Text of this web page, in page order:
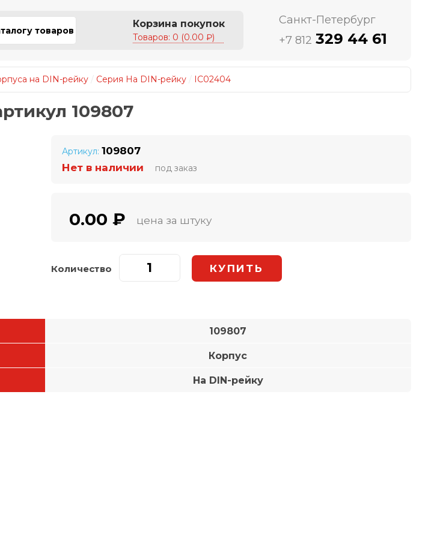
Корзина покупок
Товаров: 0 (0.00 ₽)
Санкт-Петербург
+7 812 329 44 61
на DIN-рейку/ Серия На DIN-рейку/ IC02404
109807
Артикул: 109807
Нет в наличии
под заказ
0.00 ₽ цена за штуку
Количество
109807
Корпус
На DIN-рейку